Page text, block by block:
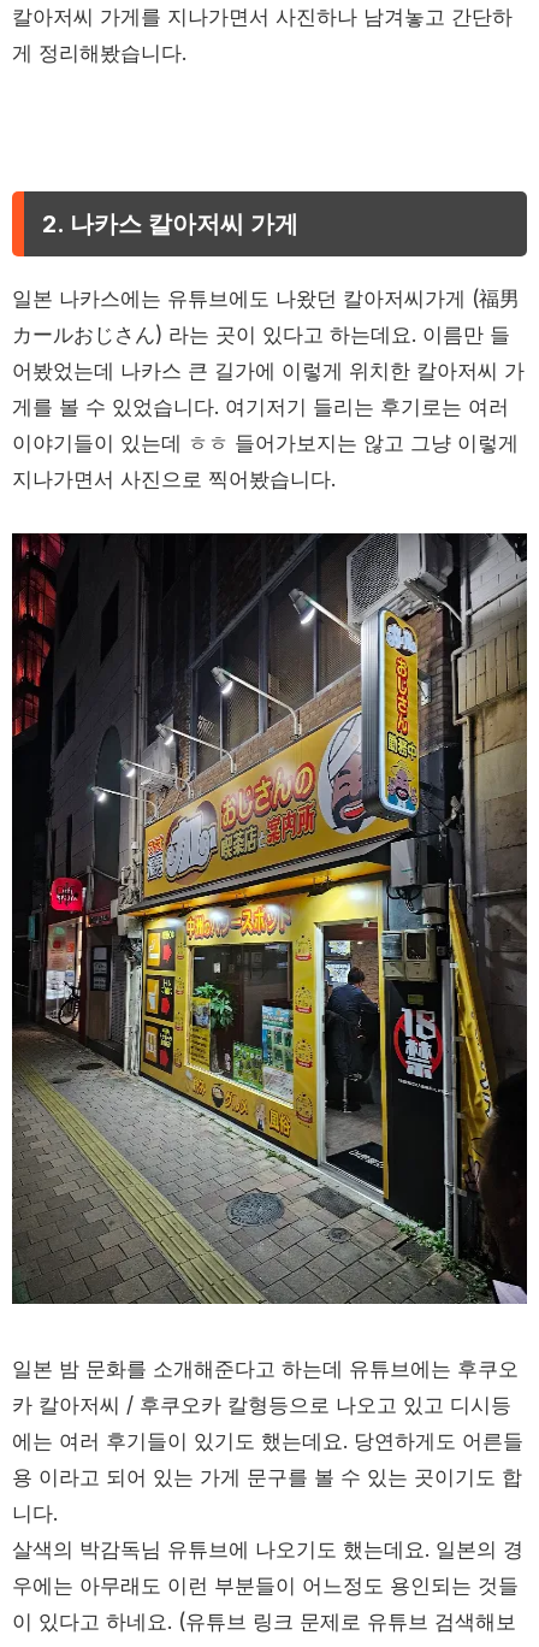
칼아저씨 가게를 지나가면서 사진하나 남겨놓고 간단하
게 정리해봤습니다.
2. 나카스 칼아저씨 가게
일본 나카스에는 유튜브에도 나왔던 칼아저씨가게 (福男
カールおじさん) 라는 곳이 있다고 하는데요. 이름만 들
어봤었는데 나카스 큰 길가에 이렇게 위치한 칼아저씨 가
게를 볼 수 있었습니다. 여기저기 들리는 후기로는 여러
이야기들이 있는데 ㅎㅎ 들어가보지는 않고 그냥 이렇게
지나가면서 사진으로 찍어봤습니다.
일본 밤 문화를 소개해준다고 하는데 유튜브에는 후쿠오
카 칼아저씨 / 후쿠오카 칼형등으로 나오고 있고 디시등
에는 여러 후기들이 있기도 했는데요. 당연하게도 어른들
용 이라고 되어 있는 가게 문구를 볼 수 있는 곳이기도 합
니다.
살색의 박감독님 유튜브에 나오기도 했는데요. 일본의 경
우에는 아무래도 이런 부분들이 어느정도 용인되는 것들
이 있다고 하네요. (유튜브 링크 문제로 유튜브 검색해보